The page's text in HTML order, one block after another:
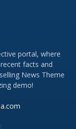
portal, where
facts and
News Theme
demo!